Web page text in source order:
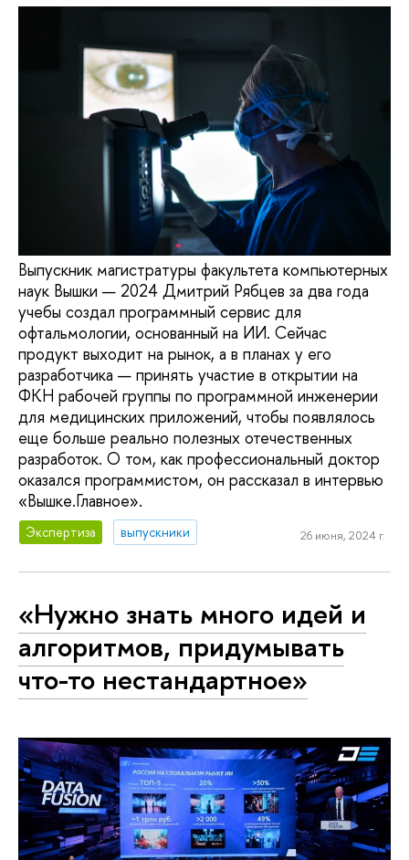
Выпускник магистратуры факультета компьютерных
наук Вышки — 2024 Дмитрий Рябцев за два года
учебы создал программный сервис для
офтальмологии, основанный на ИИ. Сейчас
продукт выходит на рынок, а в планах у его
разработчика — принять участие в открытии на
ФКН рабочей группы по программной инженерии
для медицинских приложений, чтобы появлялось
еще больше реально полезных отечественных
разработок. О том, как профессиональный доктор
оказался программистом, он рассказал в интервью
«Вышке.Главное».
Экспертиза выпускники 26 июня, 2024 г.
«Нужно знать много идей и
алгоритмов, придумывать
что-то нестандартное»